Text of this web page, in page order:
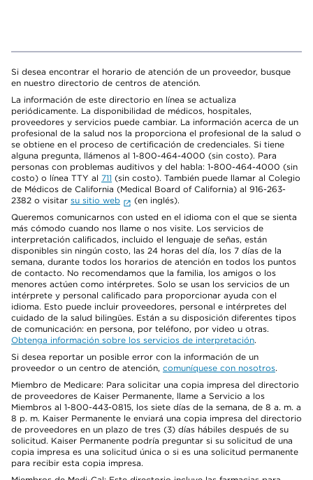
Si desea encontrar el horario de atención de un proveedor, busque
en nuestro directorio de centros de atención.
La información de este directorio en línea se actualiza
periódicamente. La disponibilidad de médicos, hospitales,
proveedores y servicios puede cambiar. La información acerca de un
profesional de la salud nos la proporciona el profesional de la salud o
se obtiene en el proceso de certificación de credenciales. Si tiene
alguna pregunta, llámenos al 1-800-464-4000 (sin costo). Para
personas con problemas auditivos y del habla: 1-800-464-4000 (sin
costo) o línea TTY al 711 (sin costo). También puede llamar al Colegio
de Médicos de California (Medical Board of California) al 916-263-
2382 o visitar su sitio web
(en inglés).
Queremos comunicarnos con usted en el idioma con el que se sienta
más cómodo cuando nos llame o nos visite. Los servicios de
interpretación calificados, incluido el lenguaje de señas, están
disponibles sin ningún costo, las 24 horas del día, los 7 días de la
semana, durante todos los horarios de atención en todos los puntos
de contacto. No recomendamos que la familia, los amigos o los
menores actúen como intérpretes. Solo se usan los servicios de un
intérprete y personal calificado para proporcionar ayuda con el
idioma. Esto puede incluir proveedores, personal e intérpretes del
cuidado de la salud bilingües. Están a su disposición diferentes tipos
de comunicación: en persona, por teléfono, por video u otras.
Obtenga información sobre los servicios de interpretación.
Si desea reportar un posible error con la información de un
proveedor o un centro de atención, comuníquese con nosotros.
Miembro de Medicare: Para solicitar una copia impresa del directorio
de proveedores de Kaiser Permanente, llame a Servicio a los
Miembros al 1-800-443-0815, los siete días de la semana, de 8 a. m. a
8 p. m. Kaiser Permanente le enviará una copia impresa del directorio
de proveedores en un plazo de tres (3) días hábiles después de su
solicitud. Kaiser Permanente podría preguntar si su solicitud de una
copia impresa es una solicitud única o si es una solicitud permanente
para recibir esta copia impresa.